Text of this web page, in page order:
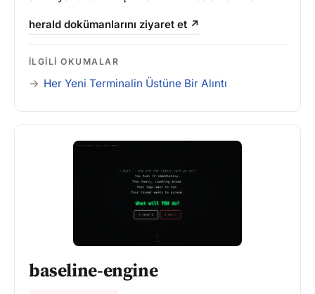
herald dokümanlarını ziyaret et ↗
İLGILI OKUMALAR
Her Yeni Terminalin Üstüne Bir Alıntı
baseline-engine